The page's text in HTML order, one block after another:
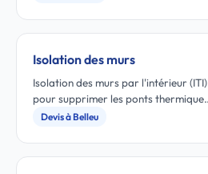
Isolation des murs
Isolation des murs par l'intérieur
pour supprimer les ponts
Devis à Belleu